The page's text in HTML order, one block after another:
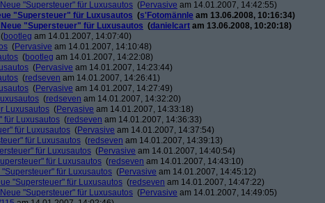
"Supersteuer" für Luxusautos (Pervasive am 14.01.2007, 14:42:55)
"Supersteuer" für Luxusautos (s'Fotomännle am 13.06.2008, 10:16:34)
Neue "Supersteuer" für Luxusautos (danielcart am 13.06.2008, 10:20:18)
(bootleg am 14.01.2007, 14:07:40)
(Pervasive am 14.01.2007, 14:10:48)
(bootleg am 14.01.2007, 14:22:08)
(Pervasive am 14.01.2007, 14:23:44)
(redseven am 14.01.2007, 14:26:41)
(Pervasive am 14.01.2007, 14:27:49)
(redseven am 14.01.2007, 14:32:20)
Luxusautos (Pervasive am 14.01.2007, 14:33:18)
für Luxusautos (redseven am 14.01.2007, 14:36:33)
für Luxusautos (Pervasive am 14.01.2007, 14:37:54)
für Luxusautos (redseven am 14.01.2007, 14:39:13)
für Luxusautos (Pervasive am 14.01.2007, 14:40:54)
für Luxusautos (redseven am 14.01.2007, 14:43:10)
"Supersteuer" für Luxusautos (Pervasive am 14.01.2007, 14:45:12)
"Supersteuer" für Luxusautos (redseven am 14.01.2007, 14:47:22)
"Supersteuer" für Luxusautos (Pervasive am 14.01.2007, 14:49:05)